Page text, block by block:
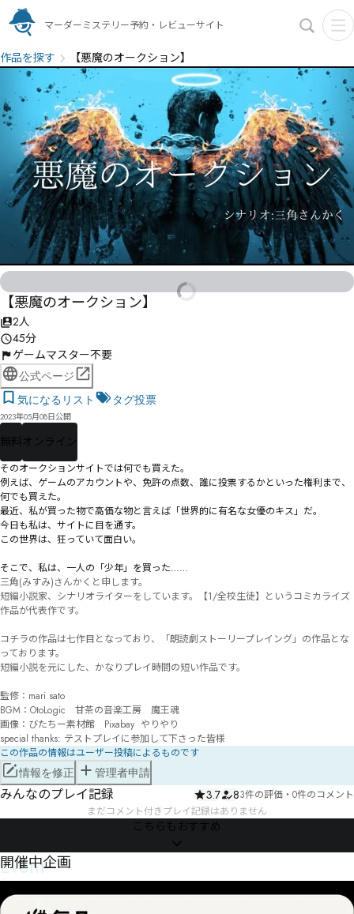
マーダーミステリー予約・レビューサイト
作品を探す 【悪魔のオークション】
【悪魔のオークション】
2人
45分
ゲームマスター不要
公式ページ
気になるリスト
タグ投票
2023年05月08日公開
無料 オンライン
そのオークションサイトでは何でも買えた。
例えば、ゲームのアカウントや、免許の点数、誰に投票するかといった権利まで、
何でも買えた。
最近、私が買った物で高価な物と言えば「世界的に有名な女優のキス」だ。
今日も私は、サイトに目を通す。
この世界は、狂っていて面白い。
そこで、私は、一人の「少年」を買った……
三角(みすみ)さんかくと申します。
短編小説家、シナリオライターをしています。【1/全校生徒】というコミカライズ
作品が代表作です。
コチラの作品は七作目となっており、「朗読劇ストーリープレイング」の作品とな
っております。
短編小説を元にした、かなりプレイ時間の短い作品です。
監修：mari sato
BGM：OtoLogic　甘茶の音楽工房　魔王魂
画像：びたちー素材館　Pixabay  やりやり
この作品の情報はユーザー投稿によるものです
情報を修正 管理者申請
みんなのプレイ記録 3.7 83件の評価 ・ 0件のコメント
まだコメント付きプレイ記録はありません
こちらもおすすめ
Event
開催中企画